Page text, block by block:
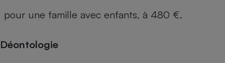
pour une famille avec enfants, à 480 €.
Déontologie